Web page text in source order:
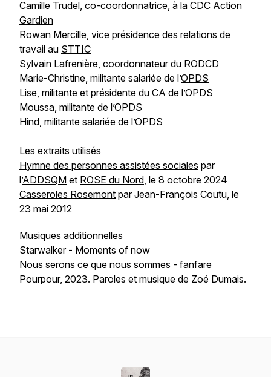
Camille Trudel, co-coordonnatrice, à la CDC Action
Gardien
Rowan Mercille, vice présidence des relations de
travail au STTIC
Sylvain Lafrenière, coordonnateur du RODCD
Marie-Christine, militante salariée de l’OPDS
Lise, militante et présidente du CA de l’OPDS
Moussa, militante de l’OPDS
Hind, militante salariée de l’OPDS
Les extraits utilisés
Hymne des personnes assistées sociales par
l’ADDSQM et ROSE du Nord, le 8 octobre 2024
Casseroles Rosemont par Jean-François Coutu, le
23 mai 2012
Musiques additionnelles
Starwalker - Moments of now
Nous serons ce que nous sommes - fanfare
Pourpour, 2023. Paroles et musique de Zoé Dumais.